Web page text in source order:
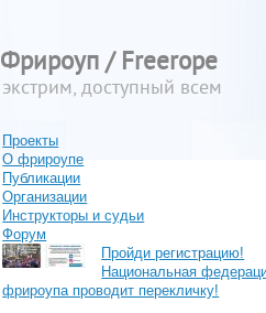
Фрироуп / Freerope
экстрим, доступный всем
Проекты
О фрироупе
Публикации
Организации
Инструкторы и судьи
Форум
Пройди регистрацию!
Национальная
фрироупа проводит перекличку!